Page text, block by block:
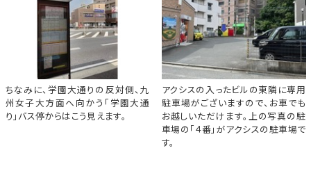
ちなみに、学園大通りの反対側、九
州女子大方面へ向かう「学園大通
り」バス停からはこう見えます。
アクシスの入ったビルの東隣に専用
駐車場がございますので、お車でも
お越しいただけます。上の写真の駐
車場の「４番」がアクシスの駐車場で
す。